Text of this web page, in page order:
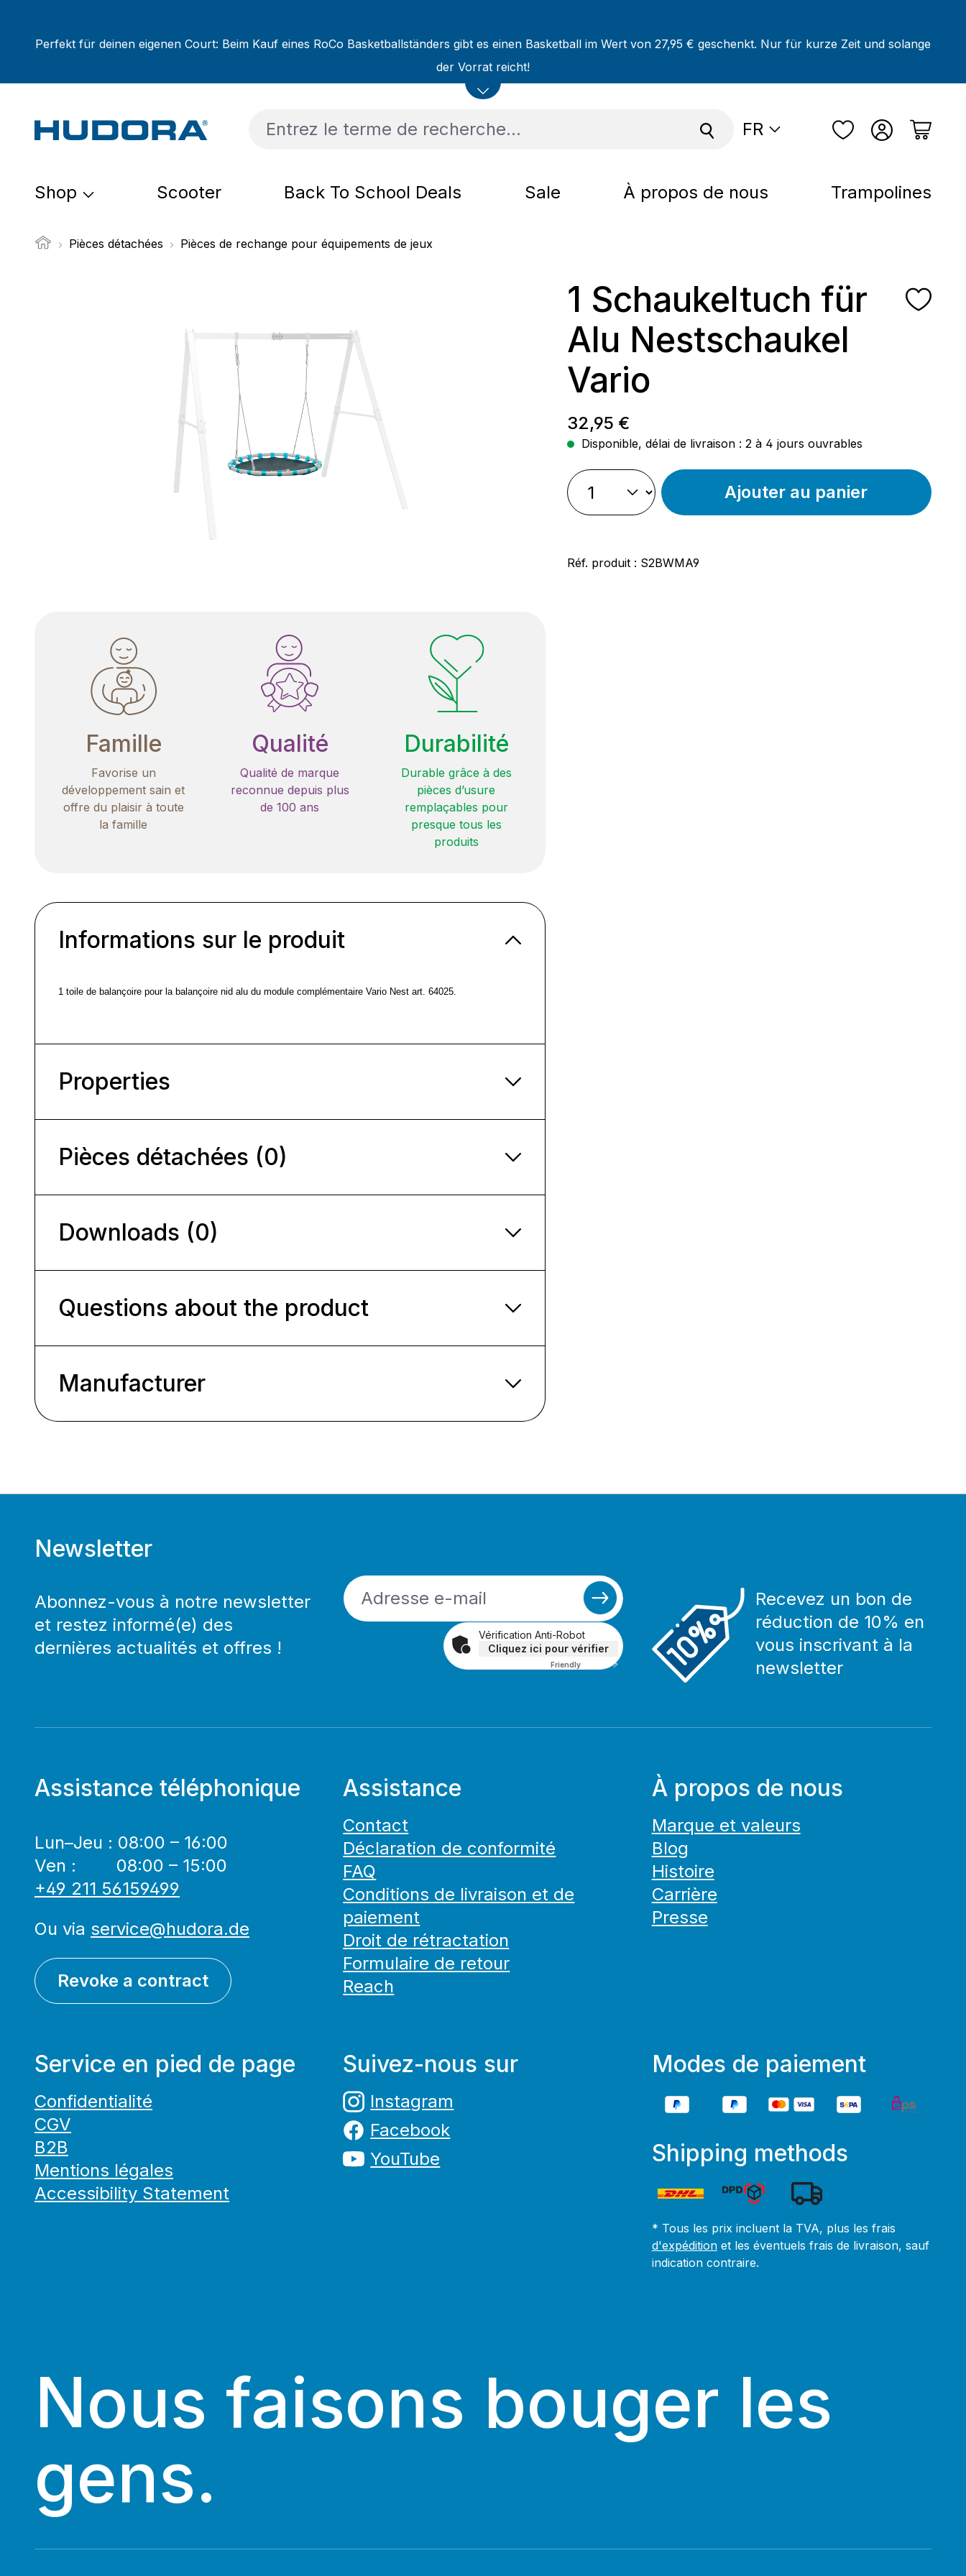
Perfekt für deinen eigenen Court: Beim Kauf eines RoCo Basketballständers gibt es einen Basketball im Wert von 27,95 € geschenkt. Nur für kurze Zeit und solange
der Vorrat reicht!
FR
Shop Scooter Back To School Deals Sale À propos de nous Trampolines
Pièces détachées Pièces de rechange pour équipements de jeux
Famille
Favorise un
développement sain et
offre du plaisir à toute
la famille
Qualité
Qualité de marque
reconnue depuis plus
de 100 ans
Durabilité
Durable grâce à des
pièces d’usure
remplaçables pour
presque tous les
produits
1 Schaukeltuch für
Alu Nestschaukel
Vario
Prix régulier :
32,95 €
Disponible, délai de livraison : 2 à 4 jours ouvrables
Ajouter au panier
Réf. produit : S2BWMA9
Informations sur le produit
1 toile de balançoire pour la balançoire nid alu du module complémentaire Vario Nest art. 64025.
Properties
Pièces détachées (0)
Downloads (0)
Questions about the product
Manufacturer
Newsletter
Abonnez-vous à notre newsletter
et restez informé(e) des
dernières actualités et offres !
Vérification Anti-Robot
Cliquez ici pour vérifier
FriendlyCaptcha ⇗
Recevez un bon de
réduction de 10% en
vous inscrivant à la
newsletter
Assistance téléphonique
Lun–Jeu : 08:00 – 16:00
Ven : 08:00 – 15:00
+49 211 56159499
Ou via service@hudora.de
Revoke a contract
Assistance
Contact
Déclaration de conformité
FAQ
Conditions de livraison et de
paiement
Droit de rétractation
Formulaire de retour
Reach
À propos de nous
Marque et valeurs
Blog
Histoire
Carrière
Presse
Service en pied de page
Confidentialité
CGV
B2B
Mentions légales
Accessibility Statement
Suivez-nous sur
Instagram
Facebook
YouTube
Modes de paiement
Shipping methods
* Tous les prix incluent la TVA, plus les frais
d'expéditionet les éventuels frais de livraison, sauf
indication contraire.
Nous faisons bouger les
gens.